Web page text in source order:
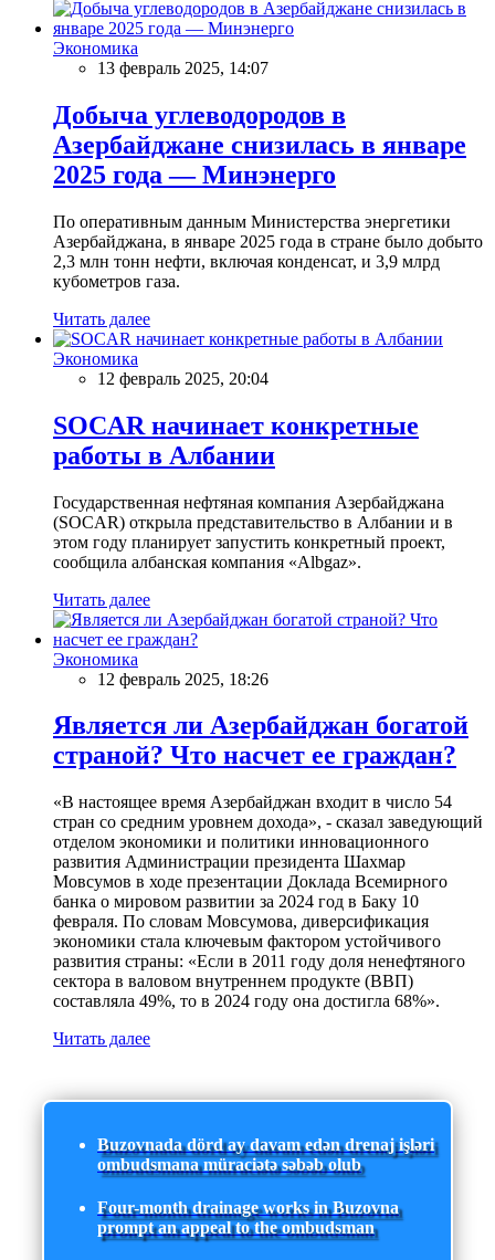
Экономика
13 февраль 2025, 14:07
Добыча углеводородов в
Азербайджане снизилась в январе
2025 года — Минэнерго
По оперативным данным Министерства энергетики
Азербайджана, в январе 2025 года в стране было добыто
2,3 млн тонн нефти, включая конденсат, и 3,9 млрд
кубометров газа.
Читать далее
Экономика
12 февраль 2025, 20:04
SOCAR начинает конкретные
работы в Албании
Государственная нефтяная компания Азербайджана
(SOCAR) открыла представительство в Албании и в
этом году планирует запустить конкретный проект,
сообщила албанская компания «Albgaz».
Читать далее
Экономика
12 февраль 2025, 18:26
Является ли Азербайджан богатой
страной? Что насчет ее граждан?
«В настоящее время Азербайджан входит в число 54
стран со средним уровнем дохода», - сказал заведующий
отделом экономики и политики инновационного
развития Администрации президента Шахмар
Мовсумов в ходе презентации Доклада Всемирного
банка о мировом развитии за 2024 год в Баку 10
февраля. По словам Мовсумова, диверсификация
экономики стала ключевым фактором устойчивого
развития страны: «Если в 2011 году доля ненефтяного
сектора в валовом внутреннем продукте (ВВП)
составляла 49%, то в 2024 году она достигла 68%».
Читать далее
Buzovnada dörd ay davam edən drenaj işləri
ombudsmana müraciətə səbəb olub
Four-month drainage works in Buzovna
prompt an appeal to the ombudsman